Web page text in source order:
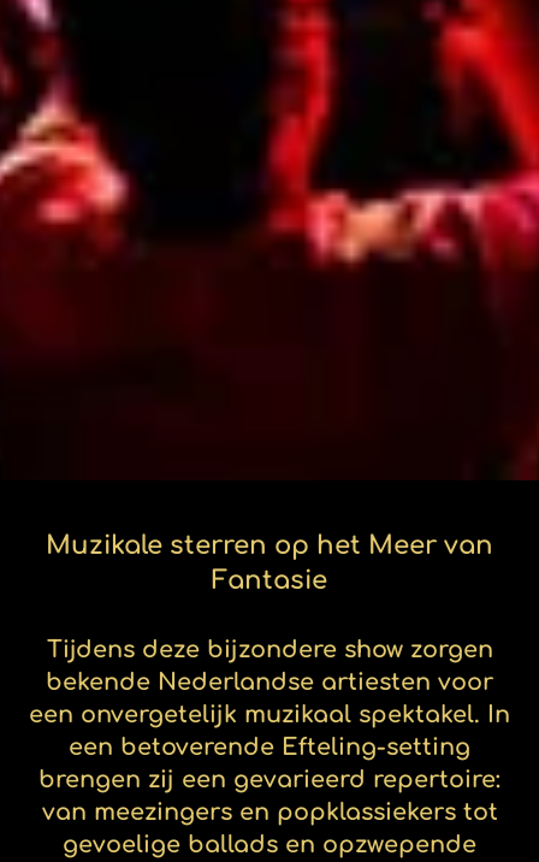
Muzikale sterren op het Meer van
Fantasie
Tijdens deze bijzondere show zorgen
bekende Nederlandse artiesten voor
een onvergetelijk muzikaal spektakel. In
een betoverende Efteling-setting
brengen zij een gevarieerd repertoire:
van meezingers en popklassiekers tot
gevoelige ballads en opzwepende